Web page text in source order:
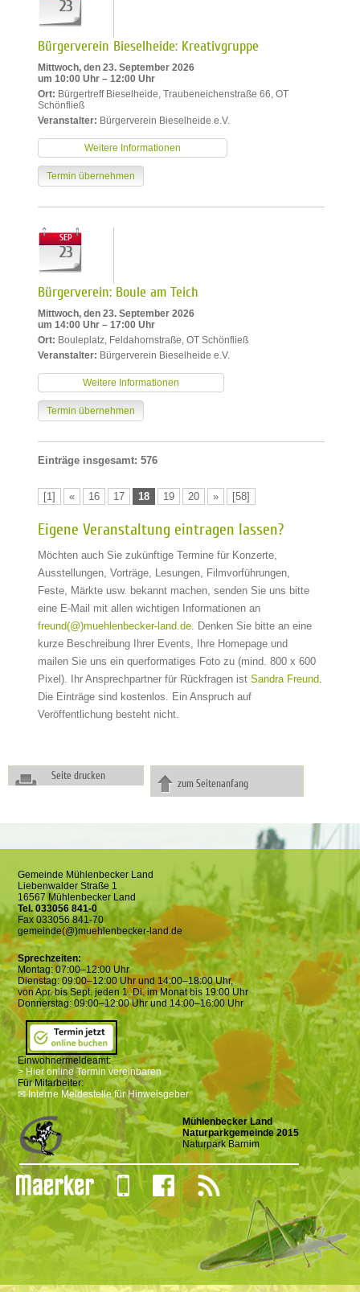
23
Bürgerverein Bieselheide: Kreativgruppe
Mittwoch, den 23. September 2026
um 10:00 Uhr – 12:00 Uhr
Ort: Bürgertreff Bieselheide, Traubeneichenstraße 66, OT
Schönfließ
Veranstalter: Bürgerverein Bieselheide e.V.
Weitere Informationen
Termin übernehmen
SEP
23
Bürgerverein: Boule am Teich
Mittwoch, den 23. September 2026
um 14:00 Uhr – 17:00 Uhr
Ort: Bouleplatz, Feldahornstraße, OT Schönfließ
Veranstalter: Bürgerverein Bieselheide e.V.
Weitere Informationen
Termin übernehmen
Einträge insgesamt: 576
[1] « 16 17 18 19 20 » [58]
Eigene Veranstaltung eintragen lassen?
Möchten auch Sie zukünftige Termine für Konzerte,
Ausstellungen, Vorträge, Lesungen, Filmvorführungen,
Feste, Märkte usw. bekannt machen, senden Sie uns bitte
eine E-Mail mit allen wichtigen Informationen an
freund(@)muehlenbecker-land.de. Denken Sie bitte an eine
kurze Beschreibung Ihrer Events, Ihre Homepage und
mailen Sie uns ein querformatiges Foto zu (mind. 800 x 600
Pixel). Ihr Ansprechpartner für Rückfragen ist Sandra Freund.
Die Einträge sind kostenlos. Ein Anspruch auf
Veröffentlichung besteht nicht.
Seite drucken
zum Seitenanfang
Gemeinde Mühlenbecker Land
Liebenwalder Straße 1
16567 Mühlenbecker Land
Tel. 033056 841-0
Fax 033056 841-70
gemeinde(@)muehlenbecker-land.de
Sprechzeiten:
Montag: 07:00–12:00 Uhr
Dienstag: 09:00–12:00 Uhr und 14:00–18:00 Uhr,
von Apr. bis Sept. jeden 1. Di. im Monat bis 19:00 Uhr
Donnerstag: 09:00–12:00 Uhr und 14:00–16:00 Uhr
Einwohnermeldeamt:
> Hier online Termin vereinbaren
Für Mitarbeiter:
✉ Interne Meldestelle für Hinweisgeber
Mühlenbecker Land
Naturparkgemeinde 2015
Naturpark Barnim